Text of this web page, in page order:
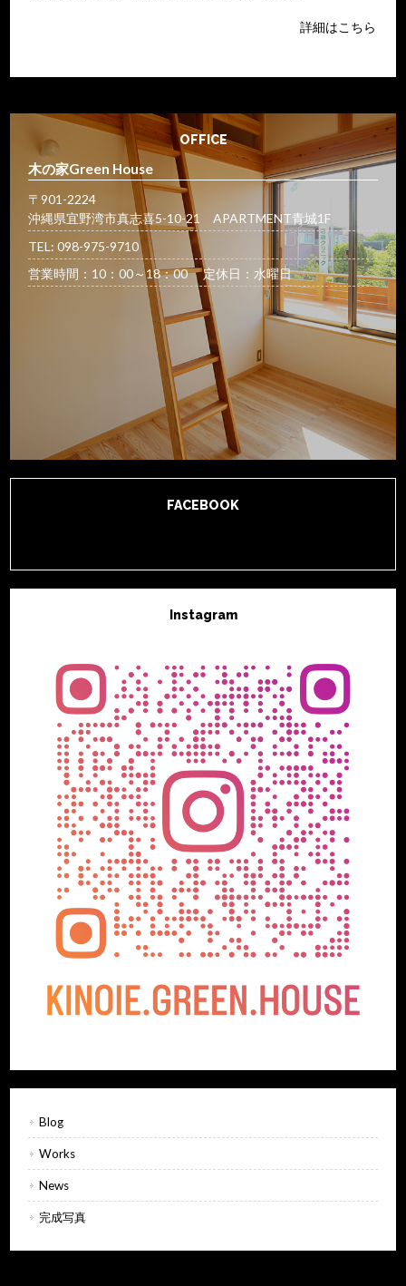
詳細はこちら
OFFICE
木の家Green House
〒901-2224
沖縄県宜野湾市真志喜5-10-21 APARTMENT青城1F
TEL: 098-975-9710
営業時間：10：00～18：00 定休日：水曜日
FACEBOOK
Instagram
Blog
Works
News
完成写真